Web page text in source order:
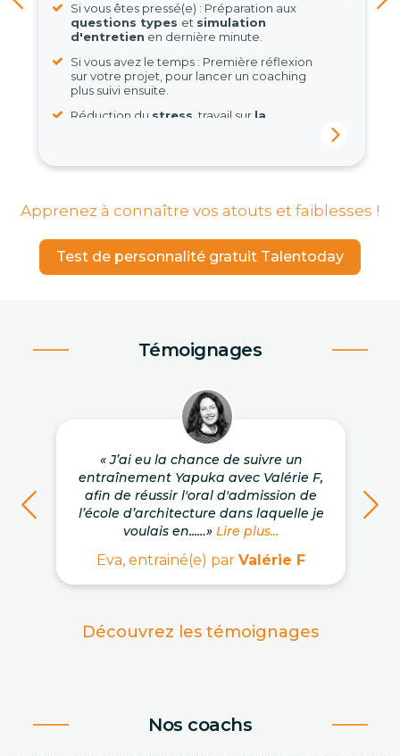
Si vous êtes pressé(e) : Préparation aux
questions types et simulation
d'entretien en dernière minute.
Si vous avez le temps : Première réflexion
sur votre projet, pour lancer un coaching
plus suivi ensuite.
Réduction du stress , travail sur la
Apprenez à connaître vos atouts et faiblesses !
Test de personnalité gratuit Talentoday
Témoignages
« J’ai eu la chance de suivre un
entraînement Yapuka avec Valérie F,
afin de réussir l'oral d'admission de
l’école d’architecture dans laquelle je
voulais en...…» Lire plus...
Eva, entrainé(e) par Valérie F
Découvrez les témoignages
Nos coachs